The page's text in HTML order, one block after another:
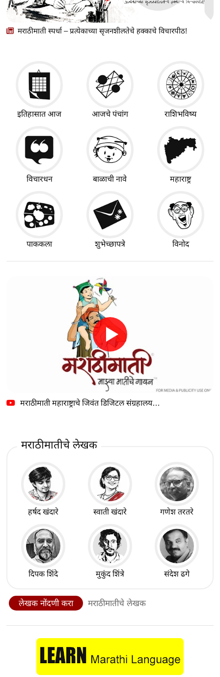
मराठीमाती स्पर्धा – प्रत्येकाच्या सृजनशीलतेचे हक्काचे विचारपीठ!
इतिहासात आज आजचे पंचांग राशिभविष्य
विचारधन बाळाची नावे महाराष्ट्र
पाककला शुभेच्छापत्रे विनोद
मराठीमाती महाराष्ट्राचे जिवंत डिजिटल संग्रहालय…
मराठीमातीचे लेखक
हर्षद खंदारे स्वाती खंदारे गणेश तरतरे
दिपक शिंदे मुकुंद शिंत्रे संदेश ढगे
लेखक नोंदणी करा मराठीमातीचे लेखक